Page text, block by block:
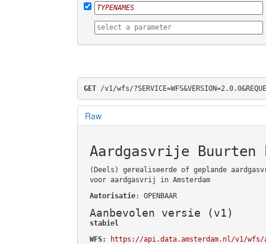
GET /v1/wfs/
Raw
Aardgasvrije
(Deels) gerealiseerde of geplande
voor aardgasvrij in Amsterdam
Autorisatie: OPENBAAR
Aanbevolen versie (v1)
stabiel
WFS:
https://api.data.amsterdam.nl/v1/wfs/